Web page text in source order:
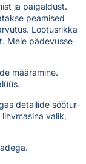
ja paigaldust.
peamised
Lootusrikka
Meie pädevusse
määramine.
detailide söötur-
valik,